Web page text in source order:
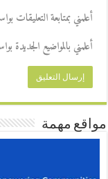
أعلمني بمتابعة التعليقات
أعلمني بالمواضيع الجديدة
مواقع مهمة